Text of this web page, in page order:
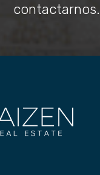
contactarnos.